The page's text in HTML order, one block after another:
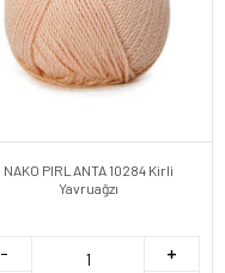
NAKO PIRLANTA 10284 Kirli
Yavruağzı